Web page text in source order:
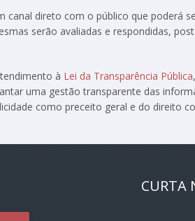
canal direto com o público que poderá
serão avaliadas e respondidas,
à Lei da Transparência Pública
uma gestão transparente das
como preceito geral e do direito
CURTA